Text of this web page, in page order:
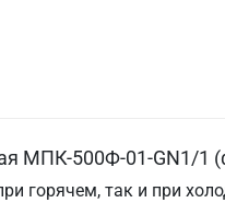
МПК-500Ф-01-GN1/1
горячем, так и при